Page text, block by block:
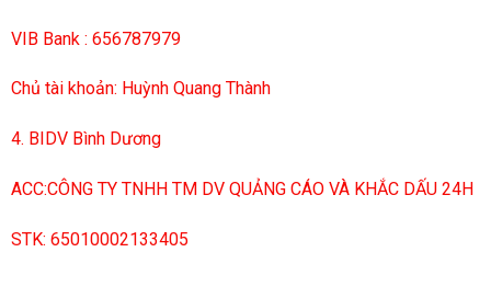
VIB Bank : 656787979
Chủ tài khoản: Huỳnh Quang Thành
4. BIDV Bình Dương
ACC:CÔNG TY TNHH TM DV QUẢNG CÁO VÀ KHẮC DẤU 24H
STK: 65010002133405